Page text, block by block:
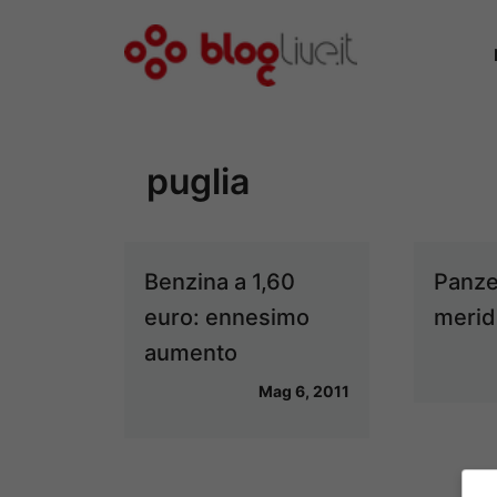
puglia
Benzina a 1,60
euro: ennesimo
aumento
Mag 6, 2011